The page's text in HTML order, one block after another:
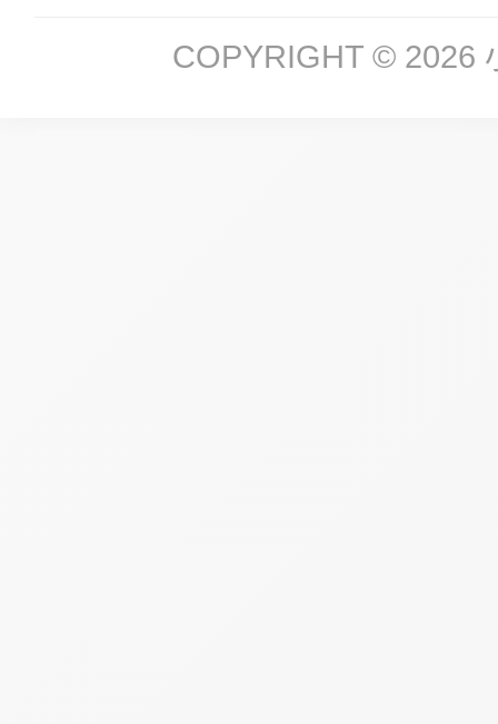
COPYRIGHT © 2026